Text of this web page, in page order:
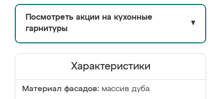
Посмотреть акции на кухонные
гарнитуры
▼
Характеристики
Материал фасадов: массив дуба